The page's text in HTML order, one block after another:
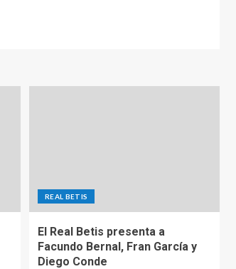
REAL BETIS
El Real Betis presenta a
Facundo Bernal, Fran García y
Diego Conde